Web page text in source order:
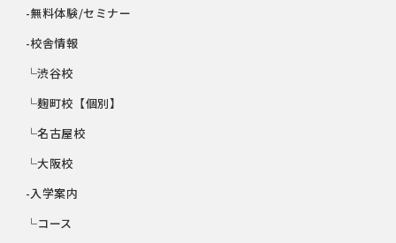
-無料体験/セミナー
-校舎情報
└渋谷校
└麹町校【個別】
└名古屋校
└大阪校
-入学案内
└コース